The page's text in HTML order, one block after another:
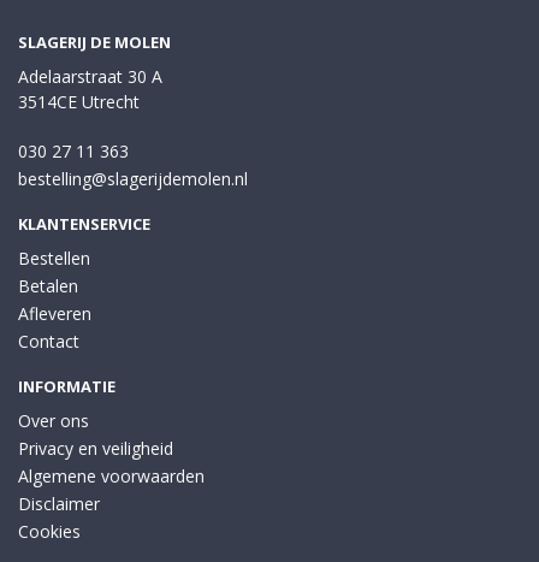
SLAGERIJ DE MOLEN
Adelaarstraat 30 A
3514CE Utrecht
030 27 11 363
bestelling@slagerijdemolen.nl
KLANTENSERVICE
Bestellen
Betalen
Afleveren
Contact
INFORMATIE
Over ons
Privacy en veiligheid
Algemene voorwaarden
Disclaimer
Cookies